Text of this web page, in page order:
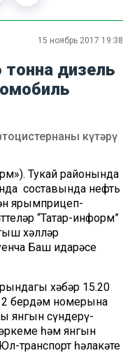
15 ноябрь 2017 19:38
дизель
күтәрү
Тукай районында
составында нефть
ярымприцеп-
“Татар-информ”
хәлләр
Баш идарәсе
хәбәр 15.20
бердәм номерына
янгын сүндерү-
һәм янгын
транспорт һәлакәте